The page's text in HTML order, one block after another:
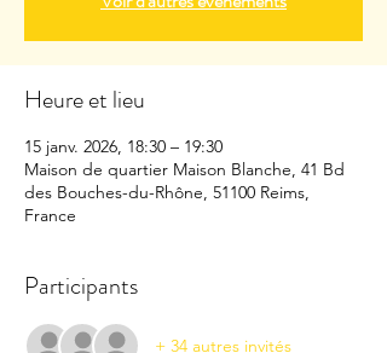
Heure et lieu
15 janv. 2026, 18:30 – 19:30
Maison de quartier Maison Blanche, 41 Bd
des Bouches-du-Rhône, 51100 Reims,
France
Participants
+ 34 autres invités